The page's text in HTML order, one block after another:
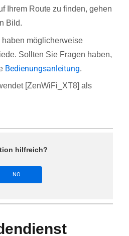
Ihrem Route zu finden, gehen
Bild.
möglicherweise
Sollten Sie Fragen haben,
Bedienungsanleitung.
[ZenWiFi_XT8] als
hilfreich?
NO